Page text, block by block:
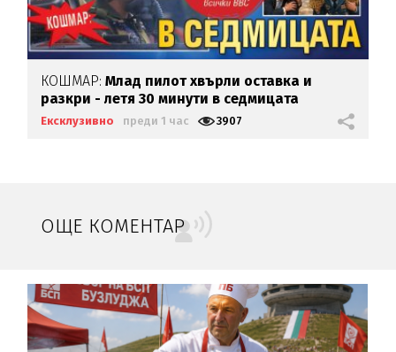
КОШМАР:Млад пилот хвърли оставка и
разкри - летя 30 минути в седмицата
Ексклузивно преди 1 час 3907
ОЩЕ КОМЕНТАР